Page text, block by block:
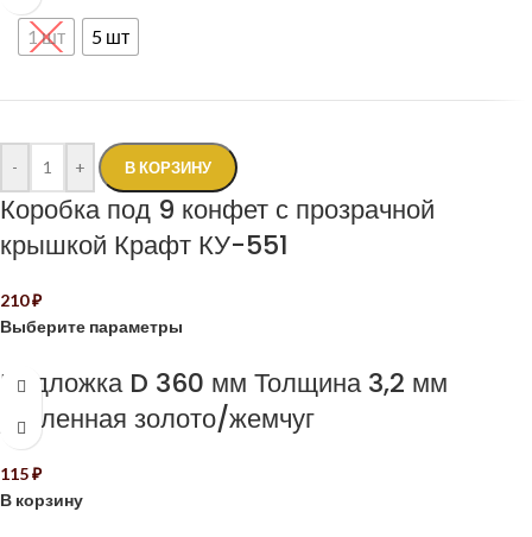
1 шт 5 шт
- + В КОРЗИНУ
Коробка под 9 конфет с прозрачной
крышкой Крафт КУ-551
210₽
Выберите параметры
Подложка D 360 мм Толщина 3,2 мм
усиленная золото/жемчуг
115₽
В корзину